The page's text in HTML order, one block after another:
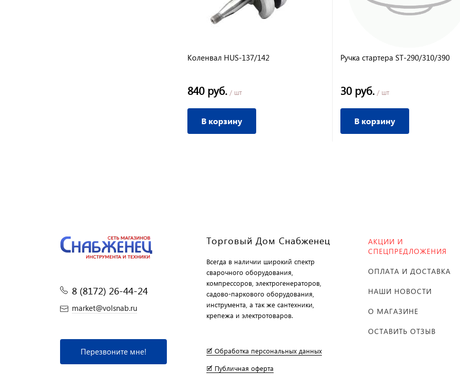
Коленвал HUS-137/142
840 руб. / шт
В корзину
Ручка стартера ST-290/310/390
30 руб. / шт
В корзину
8 (8172) 26-44-24
market@volsnab.ru
Перезвоните мне!
Торговый Дом Снабженец
Всегда в наличии широкий спектр
сварочного оборудования,
компрессоров, электрогенераторов,
садово-паркового оборудования,
инструмента, а так же сантехники,
крепежа и электротоваров.
🗹 Обработка персональных данных
🗹 Публичная оферта
АКЦИИ И
СПЕЦПРЕДЛОЖЕНИЯ
ОПЛАТА И ДОСТАВКА
НАШИ НОВОСТИ
О МАГАЗИНЕ
ОСТАВИТЬ ОТЗЫВ